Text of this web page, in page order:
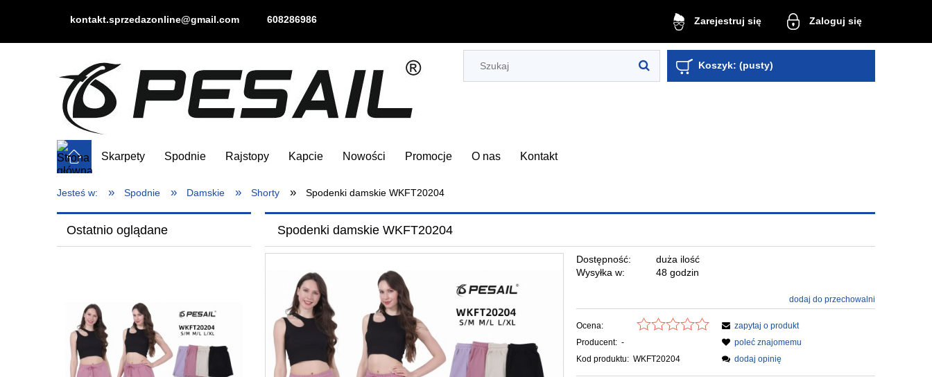
kontakt.sprzedazonline@gmail.com 608286986 Zarejestruj się Zaloguj się
Koszyk: (pusty)
Skarpety Spodnie Rajstopy Kapcie Nowości Promocje O nas Kontakt
Jesteś w: » Spodnie » Damskie » Shorty » Spodenki damskie WKFT20204
Ostatnio oglądane Spodenki damskie WKFT20204
Dostępność:
duża ilość
Wysyłka w:
48 godzin
dodaj do przechowalni
Ocena:
Producent: -
Kod produktu: WKFT20204
zapytaj o produkt
poleć znajomemu
dodaj opinię